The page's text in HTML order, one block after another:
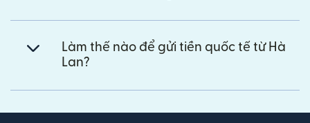
Làm thế nào để gửi tiền quốc tế từ Hà
Lan?